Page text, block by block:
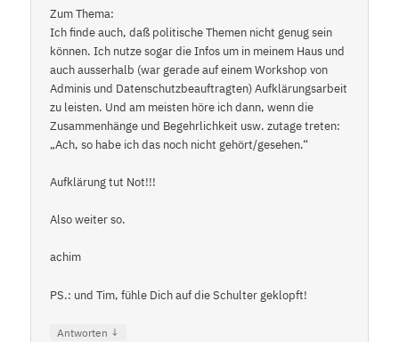
Zum Thema:
Ich finde auch, daß politische Themen nicht genug sein
können. Ich nutze sogar die Infos um in meinem Haus und
auch ausserhalb (war gerade auf einem Workshop von
Adminis und Datenschutzbeauftragten) Aufklärungsarbeit
zu leisten. Und am meisten höre ich dann, wenn die
Zusammenhänge und Begehrlichkeit usw. zutage treten:
„Ach, so habe ich das noch nicht gehört/gesehen.“
Aufklärung tut Not!!!
Also weiter so.
achim
PS.: und Tim, fühle Dich auf die Schulter geklopft!
Antworten ↓